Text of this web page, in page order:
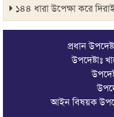
১৪৪ ধারা উপেক্ষা করে
সিলেটে বাস দুর্ঘটনায়
ঠাকুরগাঁওয়ে মোটরসাইকেল
আরেক অনলাইন ক্যাসিনো
সিলেটে দুই বাসের
প্রধান
উপদেষ্টাঃ
আইন বিষয়ক